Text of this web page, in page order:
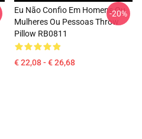
Eu Não Confio Em Homens Ou
Mulheres Ou Pessoas Throw
Pillow RB0811
€ 22,08 - € 26,68
-20%